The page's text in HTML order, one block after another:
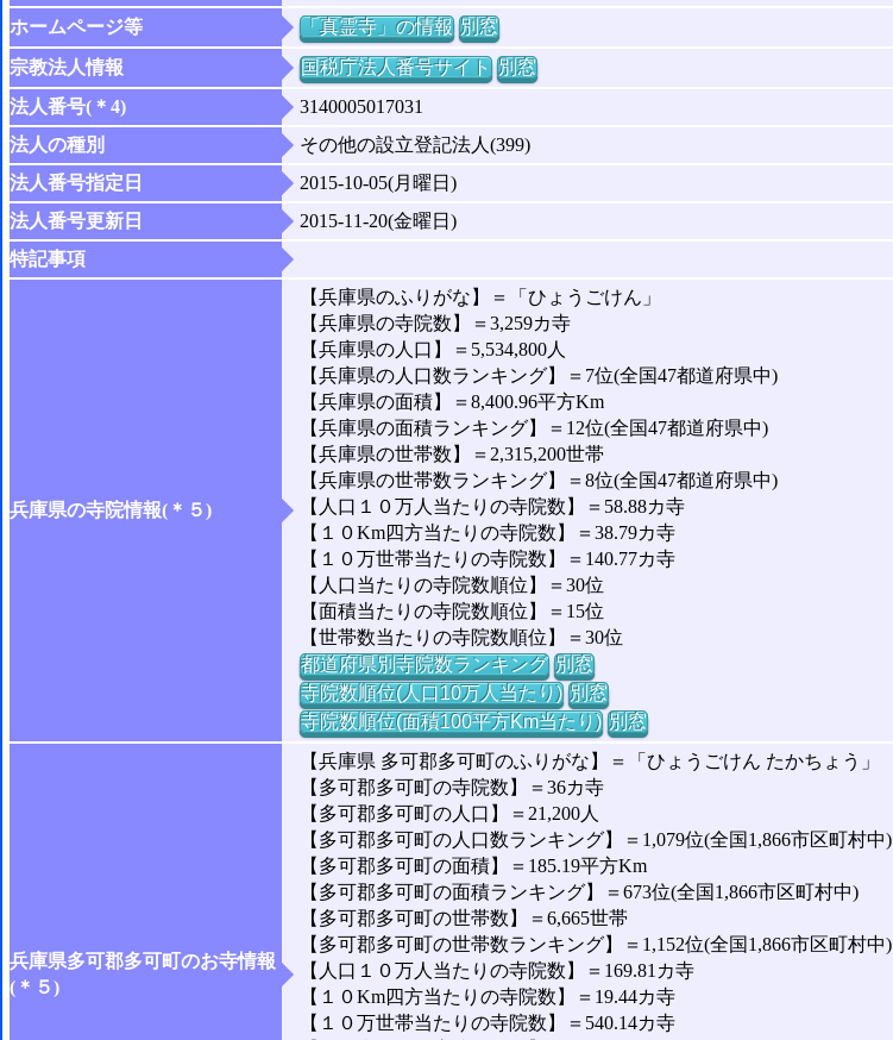
ホームページ等
「真霊寺」の情報 別窓
宗教法人情報
国税庁法人番号サイト 別窓
法人番号(＊4)
3140005017031
法人の種別
その他の設立登記法人(399)
法人番号指定日
2015-10-05(月曜日)
法人番号更新日
2015-11-20(金曜日)
特記事項
兵庫県の寺院情報(＊５)
【兵庫県のふりがな】＝「ひょうごけん」
【兵庫県の寺院数】＝3,259カ寺
【兵庫県の人口】＝5,534,800人
【兵庫県の人口数ランキング】＝7位(全国47都道府県中)
【兵庫県の面積】＝8,400.96平方Km
【兵庫県の面積ランキング】＝12位(全国47都道府県中)
【兵庫県の世帯数】＝2,315,200世帯
【兵庫県の世帯数ランキング】＝8位(全国47都道府県中)
【人口１０万人当たりの寺院数】＝58.88カ寺
【１０Km四方当たりの寺院数】＝38.79カ寺
【１０万世帯当たりの寺院数】＝140.77カ寺
【人口当たりの寺院数順位】＝30位
【面積当たりの寺院数順位】＝15位
【世帯数当たりの寺院数順位】＝30位
都道府県別寺院数ランキング 別窓
寺院数順位(人口10万人当たり) 別窓
寺院数順位(面積100平方Km当たり) 別窓
兵庫県多可郡多可町のお寺情報
(＊５)
【兵庫県 多可郡多可町のふりがな】＝「ひょうごけん たかちょう」
【多可郡多可町の寺院数】＝36カ寺
【多可郡多可町の人口】＝21,200人
【多可郡多可町の人口数ランキング】＝1,079位(全国1,866市区町村中)
【多可郡多可町の面積】＝185.19平方Km
【多可郡多可町の面積ランキング】＝673位(全国1,866市区町村中)
【多可郡多可町の世帯数】＝6,665世帯
【多可郡多可町の世帯数ランキング】＝1,152位(全国1,866市区町村中)
【人口１０万人当たりの寺院数】＝169.81カ寺
【１０Km四方当たりの寺院数】＝19.44カ寺
【１０万世帯当たりの寺院数】＝540.14カ寺